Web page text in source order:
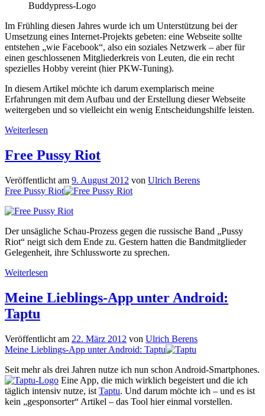
Buddypress-Logo
Im Frühling diesen Jahres wurde ich um Unterstützung bei der
Umsetzung eines Internet-Projekts gebeten: eine Webseite sollte
entstehen „wie Facebook“, also ein soziales Netzwerk – aber für
einen geschlossenen Mitgliederkreis von Leuten, die ein recht
spezielles Hobby vereint (hier PKW-Tuning).
In diesem Artikel möchte ich darum exemplarisch meine
Erfahrungen mit dem Aufbau und der Erstellung dieser Webseite
weitergeben und so vielleicht ein wenig Entscheidungshilfe leisten.
Weiterlesen
mit
Buddypress
Free Pussy Riot
Veröffentlicht am 9. August 2012 von Ulrich Berens
Free Pussy Riot
Der unsägliche Schau-Prozess gegen die russische Band „Pussy
Riot“ neigt sich dem Ende zu. Gestern hatten die Bandmitglieder
Gelegenheit, ihre Schlussworte zu sprechen.
Weiterlesen
Riot
Meine Lieblings-App unter Android:
Taptu
Veröffentlicht am 22. März 2012 von Ulrich Berens
Meine Lieblings-App unter Android: Taptu
Seit mehr als drei Jahren nutze ich nun schon Android-Smartphones.
Eine App, die mich wirklich begeistert und die ich
täglich intensiv nutze, ist Taptu. Und darum möchte ich – und es ist
kein „gesponsorter“ Artikel – das Tool hier einmal vorstellen.